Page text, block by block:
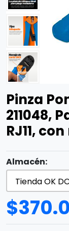
Pinza
211048,
RJ11,
Almacén:
$